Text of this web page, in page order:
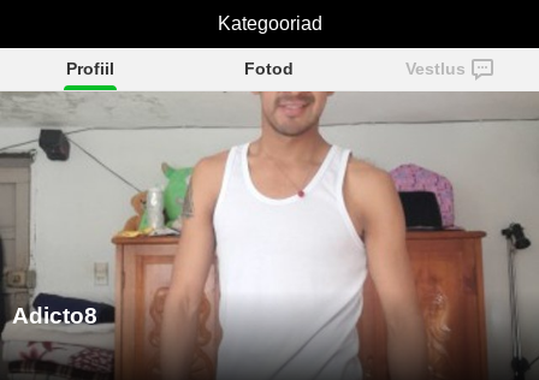
Adicto8
Profiil Fotod Vestlus
Adicto8
Kategooriad